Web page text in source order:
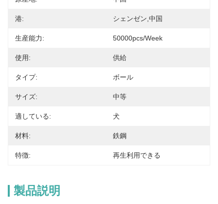
港: シェンゼン,中国
生産能力: 50000pcs/Week
使用: 供給
タイプ: ボール
サイズ: 中等
適している: 犬
材料: 鉄鋼
特徴: 再生利用できる
製品説明